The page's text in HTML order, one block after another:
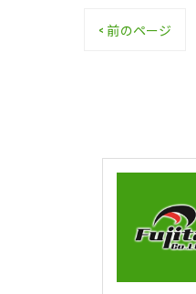
< 前のページ